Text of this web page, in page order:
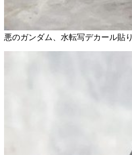
悪のガンダム、水転写デカール貼